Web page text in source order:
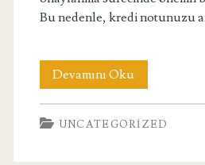
Bu nedenle, kredi notunuzu
Devamını OkuKredi
Notu
Nasıl
UNCATEGORIZED